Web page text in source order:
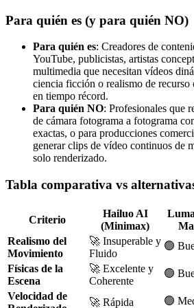
Para quién es (y para quién NO)
Para quién es: Creadores de
YouTube, publicistas, artistas
multimedia que necesitan vídeos
ciencia ficción o realismo de
en tiempo récord.
Para quién NO: Profesionales que
de cámara fotograma a fotograma
exactas, o para producciones
generar clips de vídeo continuos de
solo renderizado.
Tabla comparativa vs
Criterio
Hailuo AI
(Minimax)
Realismo del
Movimiento
🚀 Insuperable y
Fluido
🟢
Físicas de la
Escena
🚀 Excelente y
Coherente
🟢
Velocidad de
🚀 Rápida 🟢